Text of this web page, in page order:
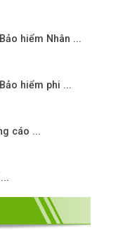
hiểm Nhân ...
hiểm phi ...
cáo ...